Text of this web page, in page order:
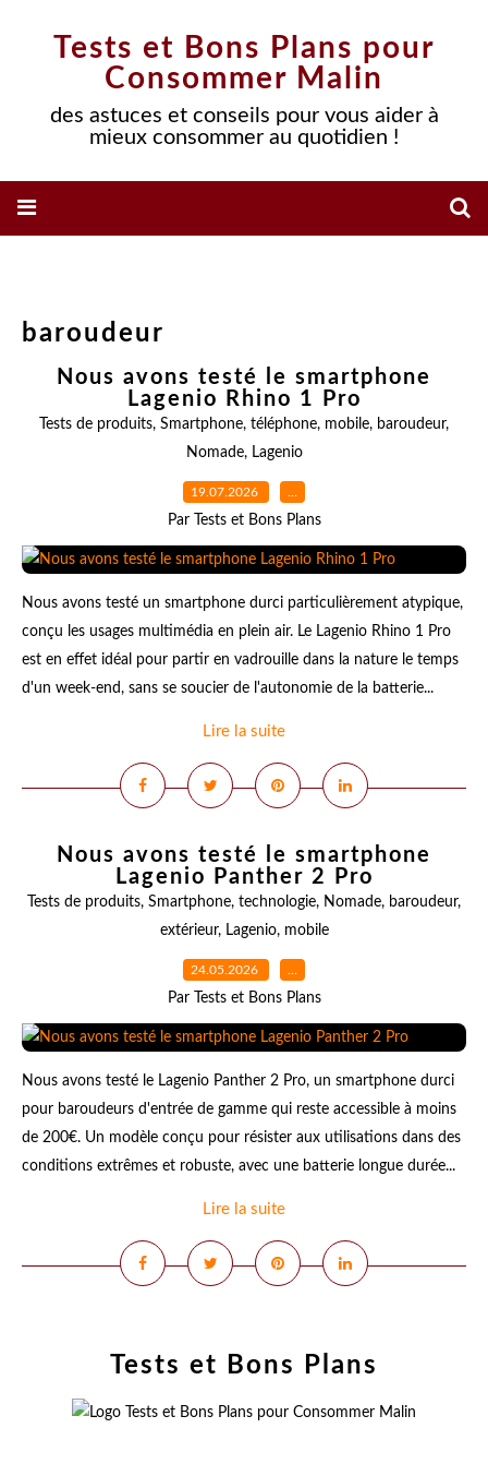
Tests et Bons Plans pour
Consommer Malin
des astuces et conseils pour vous aider à
mieux consommer au quotidien !
baroudeur
Nous avons testé le smartphone
Lagenio Rhino 1 Pro
Tests de produits, Smartphone, téléphone, mobile, baroudeur,
Nomade, Lagenio
19.07.2026 …
Par Tests et Bons Plans
Nous avons testé un smartphone durci particulièrement atypique,
conçu les usages multimédia en plein air. Le Lagenio Rhino 1 Pro
est en effet idéal pour partir en vadrouille dans la nature le temps
d'un week-end, sans se soucier de l'autonomie de la batterie...
Lire la suite
Nous avons testé le smartphone
Lagenio Panther 2 Pro
Tests de produits, Smartphone, technologie, Nomade, baroudeur,
extérieur, Lagenio, mobile
24.05.2026 …
Par Tests et Bons Plans
Nous avons testé le Lagenio Panther 2 Pro, un smartphone durci
pour baroudeurs d'entrée de gamme qui reste accessible à moins
de 200€. Un modèle conçu pour résister aux utilisations dans des
conditions extrêmes et robuste, avec une batterie longue durée...
Lire la suite
Tests et Bons Plans